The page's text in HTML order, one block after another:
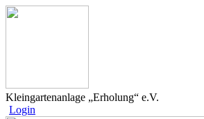
Kleingartenanlage „Erholung“ e.V.
Login